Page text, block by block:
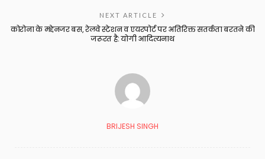
NEXT ARTICLE
कोरोना के मद्देनजर बस, रेलवे स्टेशन व एयरपोर्ट पर अतिरिक्त सतर्कता बरतने की
जरूरत है: योगी आदित्यनाथ
BRIJESH SINGH